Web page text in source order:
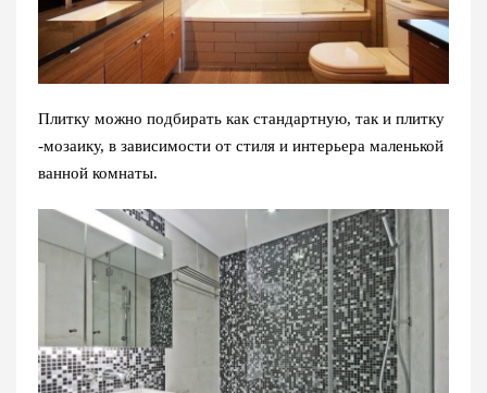
Плитку можно подбирать как стандартную, так и плитку
-мозаику, в зависимости от стиля и интерьера маленькой
ванной комнаты.